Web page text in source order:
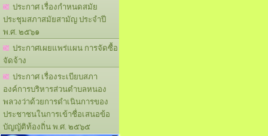
ประกาศ เรื่องกำหนดสมัย
ประชุมสภาสมัยสามัญ ประจำปี
พ.ศ. ๒๕๖๑
ประกาศเผยแพร่แผน การจัดซื้อ
จัดจ้าง
ประกาศ เรื่องระเบียบสภา
องค์การบริหารส่วนตำบลหนอง
พลวงว่าด้วยการดำเนินการของ
ประชาชนในการเข้าชื่อเสนอข้อ
บัญญัติท้องถิ่น พ.ศ. ๒๕๖๕